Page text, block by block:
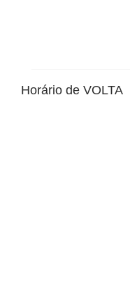
Horário de VOLTA